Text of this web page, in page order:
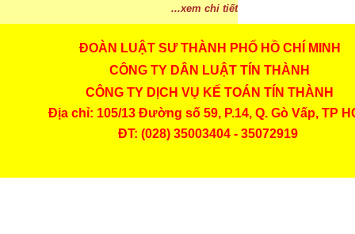
...xem chi tiết
* Cách chọn màu phù hợp theo phong thuỷ
...xem chi tiết
* Mức phạt khi chậm nộp báo cáo thuế
...xem chi tiết
ĐOÀN LUẬT SƯ THÀNH PHỐ HỒ CHÍ MINH
CÔNG TY DÂN LUẬT TÍN THÀNH
CÔNG TY DỊCH VỤ KẾ TOÁN TÍN THÀNH
Địa chỉ: 105/13 Đường số 59, P.14, Q. Gò Vấp, TP
ĐT: (028) 35003404 - 35072919